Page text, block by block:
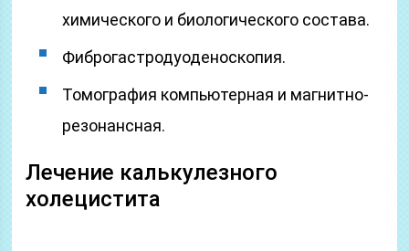
химического и биологического состава.
Фиброгастродуоденоскопия.
Томография компьютерная и магнитно-
резонансная.
Лечение калькулезного
холецистита